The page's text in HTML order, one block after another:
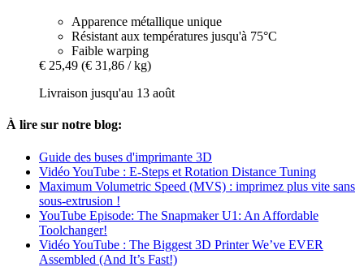
Apparence métallique unique
Résistant aux températures jusqu'à 75°C
Faible warping
€ 25,49 (€ 31,86 / kg)
Livraison jusqu'au 13 août
À lire sur notre blog:
Guide des buses d'imprimante 3D
Vidéo YouTube : E-Steps et Rotation Distance Tuning
Maximum Volumetric Speed (MVS) : imprimez plus vite sans
sous-extrusion !
YouTube Episode: The Snapmaker U1: An Affordable
Toolchanger!
Vidéo YouTube : The Biggest 3D Printer We’ve EVER
Assembled (And It’s Fast!)